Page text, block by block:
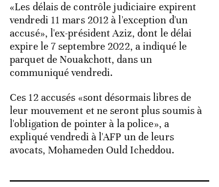
«Les délais de contrôle judiciaire expirent
vendredi 11 mars 2012 à l'exception d'un
accusé», l'ex-président Aziz, dont le délai
expire le 7 septembre 2022, a indiqué le
parquet de Nouakchott, dans un
communiqué vendredi.
Ces 12 accusés «sont désormais libres de
leur mouvement et ne seront plus soumis à
l'obligation de pointer à la police», a
expliqué vendredi à l'AFP un de leurs
avocats, Mohameden Ould Icheddou.